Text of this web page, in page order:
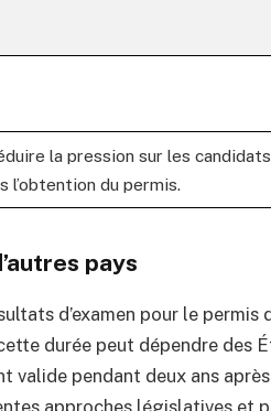
la pression sur les
l’obtention du permis.
pays
d’examen pour le permis
durée peut dépendre des
valide pendant deux ans